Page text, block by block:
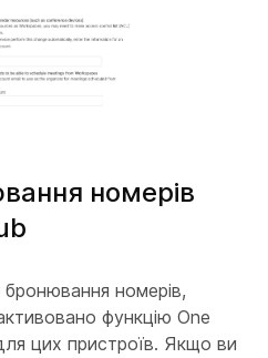
номерів
номерів,
функцію One
цих пристроїв. Якщо ви